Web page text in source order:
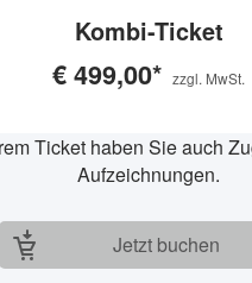
Kombi-Ticket
€ 499,00*
Ticket haben Sie auch
Aufzeichnungen.
Jetzt buchen